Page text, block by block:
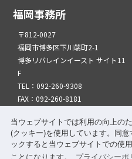
当ウェブサイトでは利用の向上の
(クッキー)を使用しています。同意
ックすると当ウェブサイトでの使
ことになります。
プライバシーポ
福岡事務所
〒812-0027
福岡市博多区下川端町2-1
博多リバレインイースト サイト11
F
TEL：092-260-9308
FAX：092-260-8181